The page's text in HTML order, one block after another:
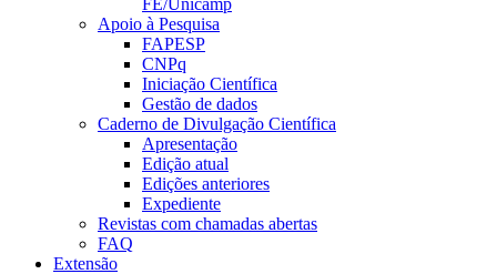
FE/Unicamp
Apoio à Pesquisa
FAPESP
CNPq
Iniciação Científica
Gestão de dados
Caderno de Divulgação Científica
Apresentação
Edição atual
Edições anteriores
Expediente
Revistas com chamadas abertas
FAQ
Extensão